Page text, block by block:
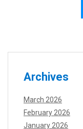
Archives
March 2026
February 2026
January 2026